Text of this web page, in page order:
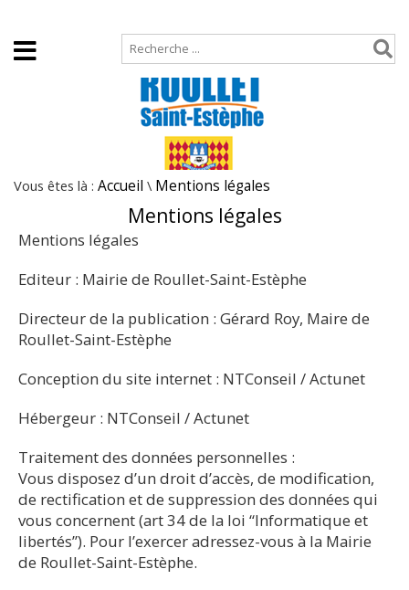
Vous êtes là : Accueil \ Mentions légales
Mentions légales
Mentions légales
Editeur : Mairie de Roullet-Saint-Estèphe
Directeur de la publication : Gérard Roy, Maire de
Roullet-Saint-Estèphe
Conception du site internet : NTConseil / Actunet
Hébergeur : NTConseil / Actunet
Traitement des données personnelles :
Vous disposez d’un droit d’accès, de modification,
de rectification et de suppression des données qui
vous concernent (art 34 de la loi “Informatique et
libertés”). Pour l’exercer adressez-vous à la Mairie
de Roullet-Saint-Estèphe.